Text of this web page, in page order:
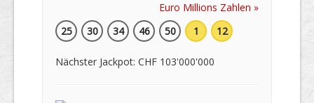
Euro Millions Zahlen »
25
30 34 46 50 1 12
Nächster Jackpot: CHF 103'000'000